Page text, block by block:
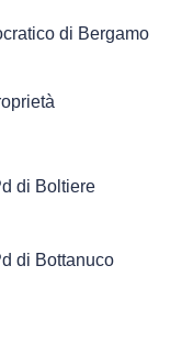
di Bergamo
di Boltiere
di Bottanuco